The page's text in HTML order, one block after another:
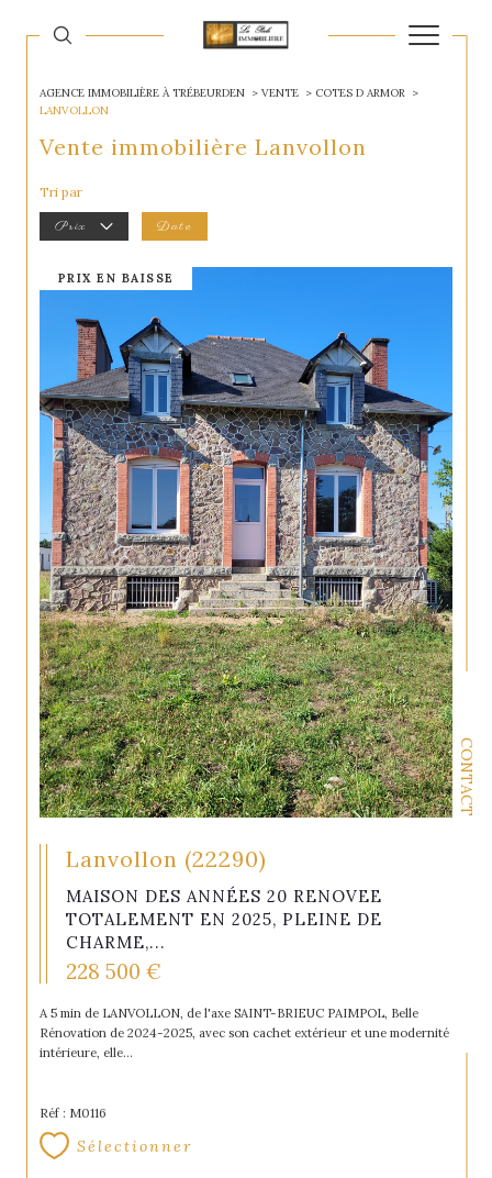
CONTACT
AGENCE IMMOBILIÈRE À TRÉBEURDEN VENTE
COTES D ARMOR
LANVOLLON
Vente immobilière Lanvollon
Tri par
Prix Date
PRIX EN BAISSE
Lanvollon (22290)
MAISON DES ANNÉES 20 RENOVEE
TOTALEMENT EN 2025, PLEINE DE
CHARME,...
228 500 €
A 5 min de LANVOLLON, de l'axe SAINT-BRIEUC PAIMPOL, Belle
Rénovation de 2024-2025, avec son cachet extérieur et une modernité
intérieure, elle...
Réf : M0116
Sélectionner